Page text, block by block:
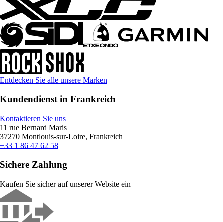
Entdecken Sie alle unsere Marken
Kundendienst in Frankreich
Kontaktieren Sie uns
11 rue Bernard Maris
37270 Montlouis-sur-Loire, Frankreich
+33 1 86 47 62 58
Sichere Zahlung
Kaufen Sie sicher auf unserer Website ein